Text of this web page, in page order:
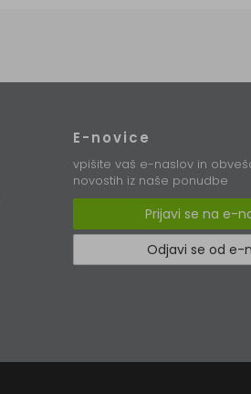
E-novice
vpišite vaš e-naslov in
novostih iz naše ponudbe
Prijavi se na e-
Odjavi se od e-